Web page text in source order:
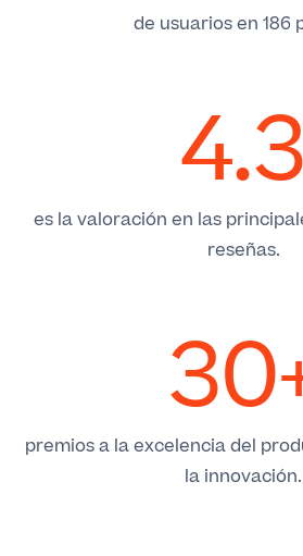
de usuarios en 186
4.3
es la valoración en las
reseñas.
premios a la excelencia del
la innovación.